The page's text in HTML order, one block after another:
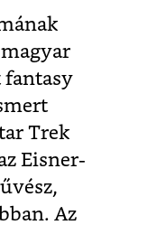
fantasy
Trek
Eisner-
Az